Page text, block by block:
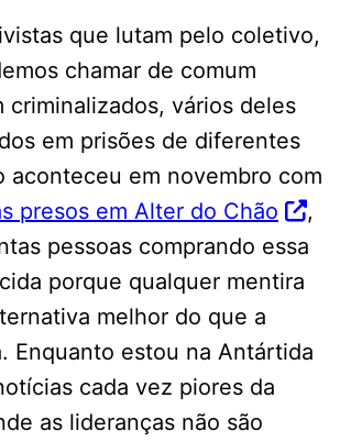
que lutam pelo coletivo,
chamar de comum
criminalizados, vários deles
em prisões de diferentes
aconteceu em novembro com
presos em Alter do Chão
,
pessoas comprando essa
porque qualquer mentira
melhor do que a
Enquanto estou na Antártida
cada vez piores da
as lideranças não são